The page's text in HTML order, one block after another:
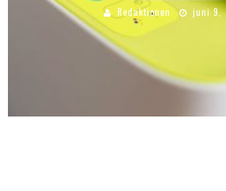
Redaktionen juni 9,